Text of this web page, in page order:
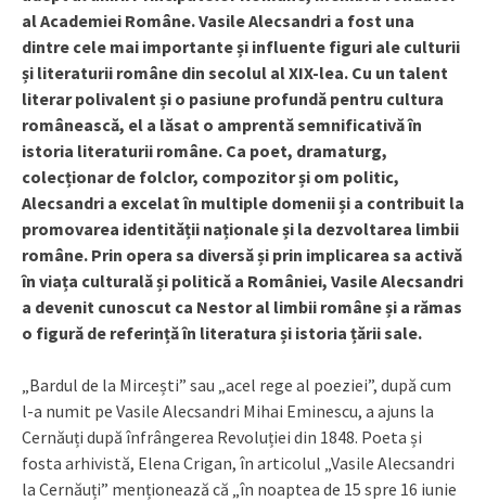
al Academiei Române. Vasile Alecsandri a fost una
dintre cele mai importante și influente figuri ale culturii
și literaturii române din secolul al XIX-lea. Cu un talent
literar polivalent și o pasiune profundă pentru cultura
românească, el a lăsat o amprentă semnificativă în
istoria literaturii române. Ca poet, dramaturg,
colecționar de folclor, compozitor și om politic,
Alecsandri a excelat în multiple domenii și a contribuit la
promovarea identității naționale și la dezvoltarea limbii
române. Prin opera sa diversă și prin implicarea sa activă
în viața culturală și politică a României, Vasile Alecsandri
a devenit cunoscut ca Nestor al limbii române și a rămas
o figură de referință în literatura și istoria țării sale.
„Bardul de la Mircești” sau „acel rege al poeziei”, după cum
l-a numit pe Vasile Alecsandri Mihai Eminescu, a ajuns la
Cernăuți după înfrângerea Revoluției din 1848. Poeta și
fosta arhivistă, Elena Crigan, în articolul „Vasile Alecsandri
la Cernăuți” menționează că „în noaptea de 15 spre 16 iunie